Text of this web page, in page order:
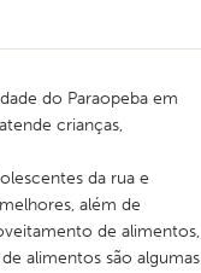
do Paraopeba em
crianças,
da rua e
além de
de alimentos,
alimentos são algumas